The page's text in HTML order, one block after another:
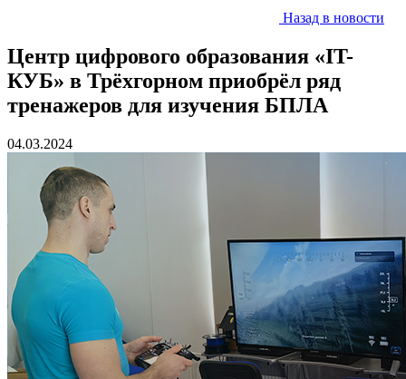
Назад в новости
Центр цифрового образования «IT-
КУБ» в Трёхгорном приобрёл ряд
тренажеров для изучения БПЛА
04.03.2024